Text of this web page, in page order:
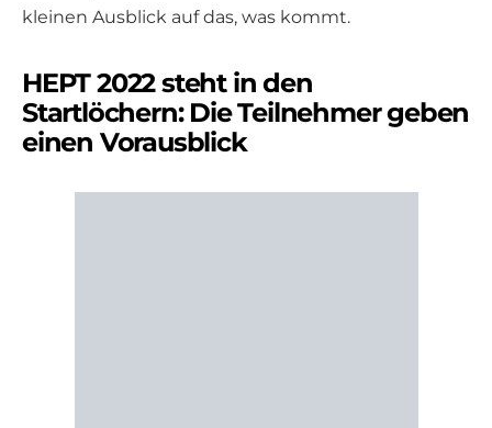
kleinen Ausblick auf das, was kommt.
HEPT 2022 steht in den
Startlöchern: Die Teilnehmer geben
einen Vorausblick